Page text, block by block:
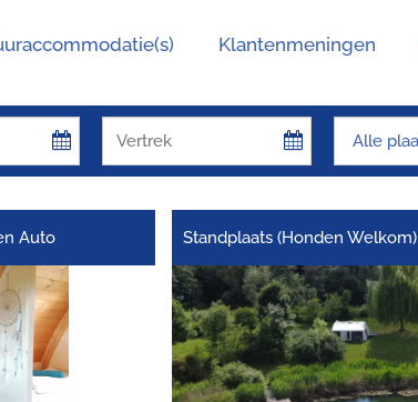
Klantenmeningen
Auto Standplaats (Honden Welkom)